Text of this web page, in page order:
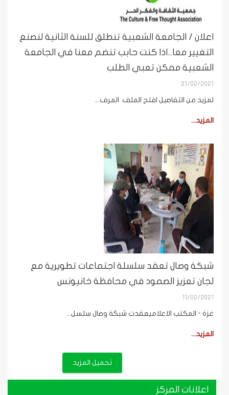
اعلان / الجامعة الشعبية تنطلق للسنة الثانية لنصنع
التغيير معا...اذا كنت حابب تنضم معنا في الجامعة
الشعبية ممكن تعبي الطلب
21/02/2021
لمزيد من التفاصيل افتح الملف المرف...
المزيد...
شبكة وصال تعقد سلسلة اجتماعات تطويرية مع
لجان تعزيز الصمود في محافظة خانيونس
11/02/2021
غزة - المكتب الاعلاميعقدت شبكة وصال سلسل...
المزيد...
تحميل المزيد
اعلانات المركز